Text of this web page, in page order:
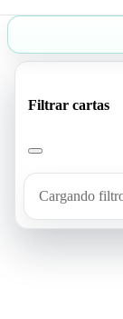
Filtrar cartas
Cargando